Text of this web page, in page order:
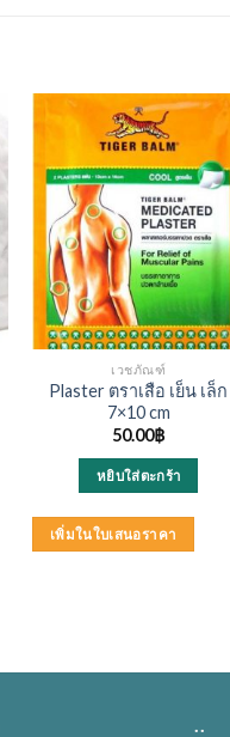
เวชภัณฑ์
Plaster ตราเสือ เย็น เล็ก
7×10 cm
50.00฿
หยิบใส่ตะกร้า
เพิ่มในใบเสนอราคา
..